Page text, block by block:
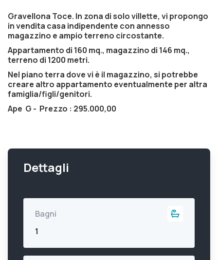
Gravellona Toce. In zona di solo villette, vi propongo
in vendita casa indipendente con annesso
magazzino e ampio terreno circostante.
Appartamento di 160 mq., magazzino di 146 mq.,
terreno di 1200 metri.
Nel piano terra dove vi è il magazzino, si potrebbe
creare altro appartamento eventualmente per altra
famiglia/figli/genitori.
Ape G - Prezzo : 295.000,00
Dettagli
Bagni
1